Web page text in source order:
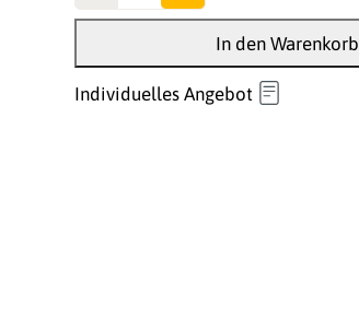
In den Warenkorb
Individuelles Angebot